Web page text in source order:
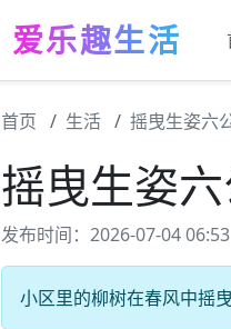
爱乐趣生活
首页 生活 摇曳生姿六
摇曳生姿
发布时间：2026-07-04 06:53
小区里的柳树在春风中摇